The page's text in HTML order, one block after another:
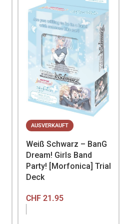
AUSVERKAUFT
Weiß Schwarz – BanG
Dream! Girls Band
Party! [Morfonica] Trial
Deck
CHF21.95